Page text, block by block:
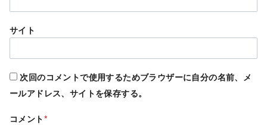
サイト
次回のコメントで使用するためブラウザーに自分の名前、メ
ールアドレス、サイトを保存する。
コメント*